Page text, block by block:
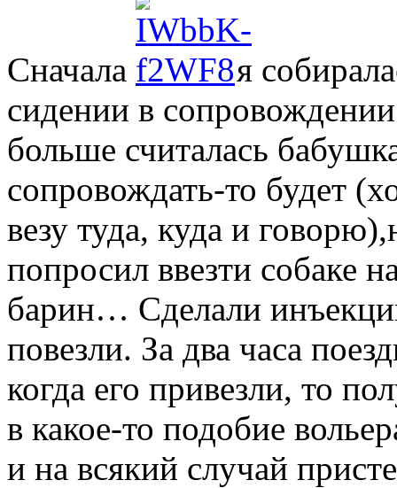
Сначала
я
сидении в
больше считалась
сопровождать-то будет
везу туда, куда и
попросил ввезти собаке
барин… Сделали
повезли. За два часа
когда его привезли, то
в какое-то подобие
и на всякий случай